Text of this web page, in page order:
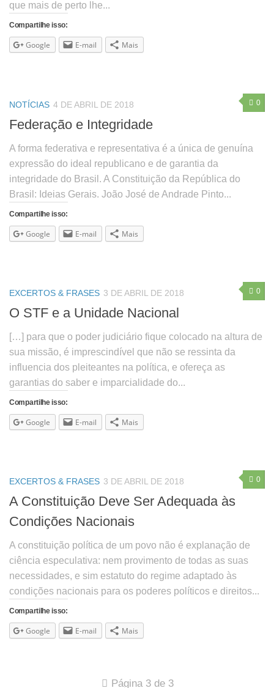
que mais de perto lhe...
Compartilhe isso:
Google E-mail Mais
0
NOTÍCIAS 4 DE ABRIL DE 2018
Federação e Integridade
A forma federativa e representativa é a única de genuína
expressão do ideal republicano e de garantia da
integridade do Brasil. A Constituição da República do
Brasil: Ideias Gerais. João José de Andrade Pinto...
Compartilhe isso:
Google E-mail Mais
0
EXCERTOS & FRASES 3 DE ABRIL DE 2018
O STF e a Unidade Nacional
[…] para que o poder judiciário fique colocado na altura de
sua missão, é imprescindível que não se ressinta da
influencia dos pleiteantes na política, e ofereça as
garantias do saber e imparcialidade do...
Compartilhe isso:
Google E-mail Mais
0
EXCERTOS & FRASES 3 DE ABRIL DE 2018
A Constituição Deve Ser Adequada às
Condições Nacionais
A constituição política de um povo não é explanação de
ciência especulativa: nem provimento de todas as suas
necessidades, e sim estatuto do regime adaptado às
condições nacionais para os poderes políticos e direitos...
Compartilhe isso:
Google E-mail Mais
Página 3 de 3